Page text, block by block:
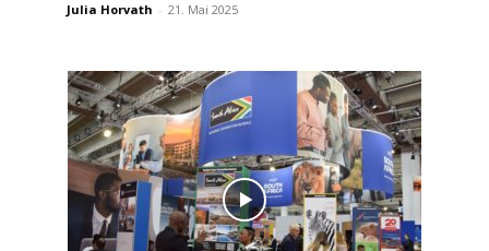
Julia Horvath - 21. Mai 2025